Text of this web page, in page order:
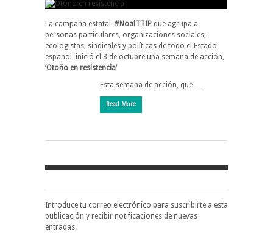
La campaña estatal #NoalTTIP que agrupa a
personas particulares, organizaciones sociales,
ecologistas, sindicales y políticas de todo el Estado
español, inició el 8 de octubre una semana de acción,
‘Otoño en resistencia’
Esta semana de acción, que …
Read More
Introduce tu correo electrónico para suscribirte a esta
publicación y recibir notificaciones de nuevas
entradas.